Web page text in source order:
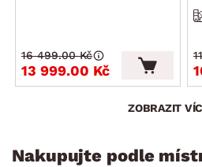
13 999.00 Kč
16 499.00 Kč
ZOBRAZIT
Nakupujte podle